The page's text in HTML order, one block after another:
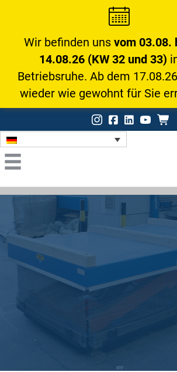
Instagram
Facebook
LinkedIn
Wir befinden uns vom 03.08.
14.08.26 (KW 32 und 33)
Betriebsruhe. Ab dem
wieder wie gewohnt für Sie